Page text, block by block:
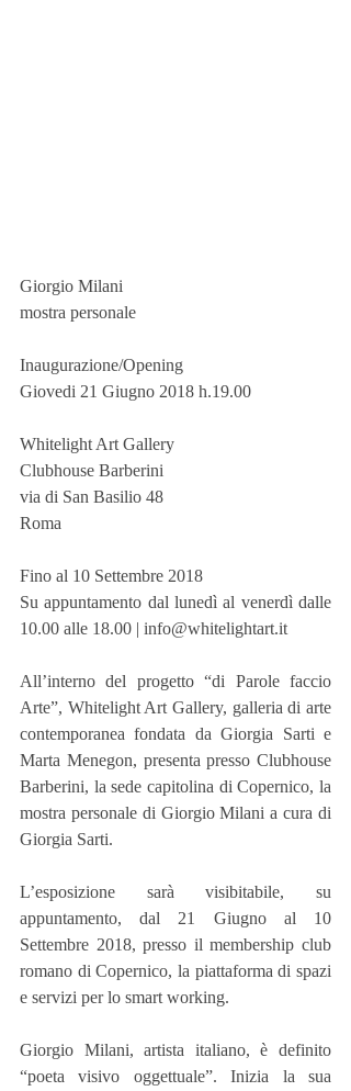
Giorgio Milani
mostra personale
Inaugurazione/Opening
Giovedi 21 Giugno 2018 h.19.00
Whitelight Art Gallery
Clubhouse Barberini
via di San Basilio 48
Roma
Fino al 10 Settembre 2018
Su appuntamento dal lunedì al venerdì dalle
10.00 alle 18.00 | info@whitelightart.it
All’interno del progetto “di Parole faccio
Arte”, Whitelight Art Gallery, galleria di arte
contemporanea fondata da Giorgia Sarti e
Marta Menegon, presenta presso Clubhouse
Barberini, la sede capitolina di Copernico, la
mostra personale di Giorgio Milani a cura di
Giorgia Sarti.
L’esposizione sarà visibitabile, su
appuntamento, dal 21 Giugno al 10
Settembre 2018, presso il membership club
romano di Copernico, la piattaforma di spazi
e servizi per lo smart working.
Giorgio Milani, artista italiano, è definito
“poeta visivo oggettuale”. Inizia la sua